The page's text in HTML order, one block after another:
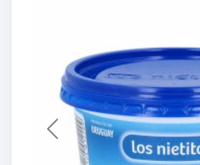
Previous